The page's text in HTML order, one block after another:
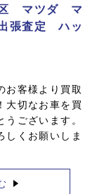
区 マツダ マ
張査定 ハッ
お客様より買取
大切なお車を買
ございます。
しくお願いしま